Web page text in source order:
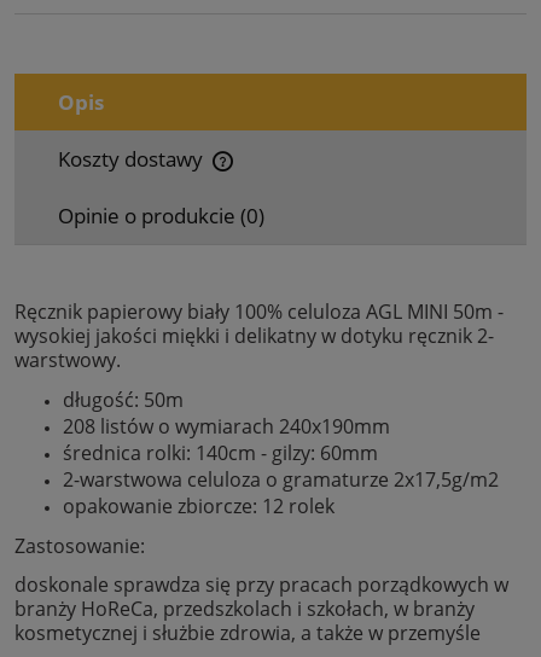
Opis
Koszty dostawy
Cena nie zawiera ewentualnych kosztów płatności
Opinie o produkcie (0)
Ręcznik papierowy biały 100% celuloza AGL MINI 50m -
wysokiej jakości miękki i delikatny w dotyku ręcznik 2-
warstwowy.
długość: 50m
208 listów o wymiarach 240x190mm
średnica rolki: 140cm - gilzy: 60mm
2-warstwowa celuloza o gramaturze 2x17,5g/m2
opakowanie zbiorcze: 12 rolek
Zastosowanie:
doskonale sprawdza się przy pracach porządkowych w
branży HoReCa, przedszkolach i szkołach, w branży
kosmetycznej i służbie zdrowia, a także w przemyśle